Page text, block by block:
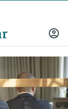
INICIAR